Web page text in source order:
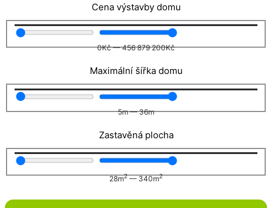
Cena výstavby domu
0Kč—456 879 200Kč
Maximální šířka domu
5m—36m
Zastavěná plocha
28m2—340m2